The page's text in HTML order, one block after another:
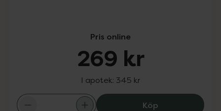
Pris online
269 kr
I apotek: 345 kr
KöpDOUXO S3